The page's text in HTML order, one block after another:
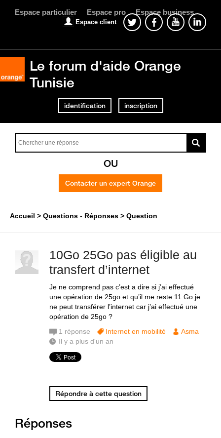
Espace particulier Espace pro Espace business
Espace client
Le forum d'aide Orange
Tunisie
identification inscription
OU
Contacter un expert Orange
Accueil Questions - Réponses Question
10Go 25Go pas éligible au
transfert d’internet
Je ne comprend pas c’est a dire si j’ai effectué
une opération de 25go et qu’il me reste 11 Go je
ne peut transférer l’internet car j’ai effectué une
opération de 25go ?
1 réponse Internet en mobilité
Asma
Il y a plus d'un an
Répondre à cette question
Réponses